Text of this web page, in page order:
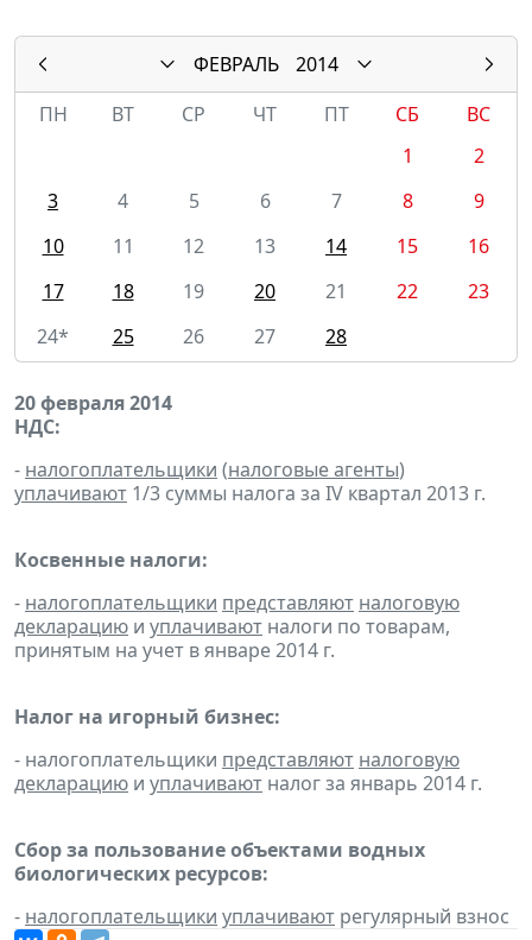
ФЕВРАЛЬ
2014
ПН
ВТ СР ЧТ ПТ СБ
ВС
1
2
3
4 5 6 7 8
9
10
11 12 13 14 15
16
17
18 19 20 21 22
23
24*
25 26 27 28
20 февраля 2014
НДС:
- налогоплательщики (налоговые агенты)
уплачивают 1/3 суммы налога за IV квартал 2013 г.
Косвенные налоги:
- налогоплательщики представляют налоговую
декларацию и уплачивают налоги по товарам,
принятым на учет в январе 2014 г.
Налог на игорный бизнес:
- налогоплательщики представляют налоговую
декларацию и уплачивают налог за январь 2014 г.
Сбор за пользование объектами водных
биологических ресурсов:
- налогоплательщики уплачивают регулярный взнос